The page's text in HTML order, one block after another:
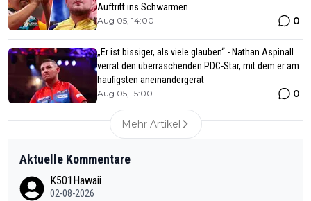
Auftritt ins Schwärmen
Aug 05, 14:00 0
„Er ist bissiger, als viele glauben“ - Nathan Aspinall
verrät den überraschenden PDC-Star, mit dem er am
häufigsten aneinandergerät
Aug 05, 15:00 0
Mehr Artikel
Aktuelle Kommentare
K501Hawaii
02-08-2026